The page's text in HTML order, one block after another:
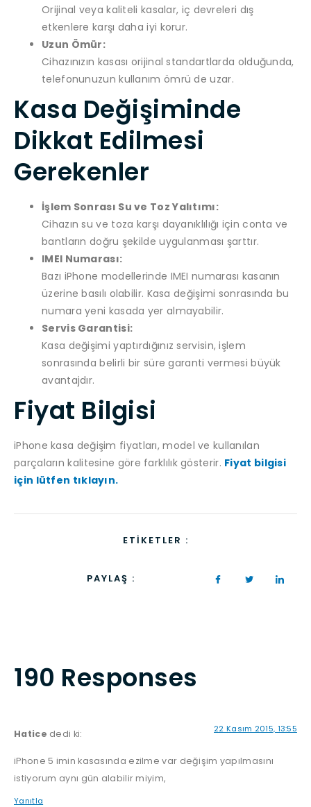
Orijinal veya kaliteli kasalar, iç devreleri dış
etkenlere karşı daha iyi korur.
Uzun Ömür:
Cihazınızın kasası orijinal standartlarda olduğunda,
telefonunuzun kullanım ömrü de uzar.
Kasa Değişiminde
Dikkat Edilmesi
Gerekenler
İşlem Sonrası Su ve Toz Yalıtımı:
Cihazın su ve toza karşı dayanıklılığı için conta ve
bantların doğru şekilde uygulanması şarttır.
IMEI Numarası:
Bazı iPhone modellerinde IMEI numarası kasanın
üzerine basılı olabilir. Kasa değişimi sonrasında bu
numara yeni kasada yer almayabilir.
Servis Garantisi:
Kasa değişimi yaptırdığınız servisin, işlem
sonrasında belirli bir süre garanti vermesi büyük
avantajdır.
Fiyat Bilgisi
iPhone kasa değişim fiyatları, model ve kullanılan
parçaların kalitesine göre farklılık gösterir. Fiyat bilgisi
için lütfen tıklayın.
ETIKETLER :
PAYLAŞ :
190 Responses
Hatice dedi ki: 22 Kasım 2015, 13:55
iPhone 5 imin kasasında ezilme var değişim yapılmasını
istiyorum aynı gün alabilir miyim,
Yanıtla